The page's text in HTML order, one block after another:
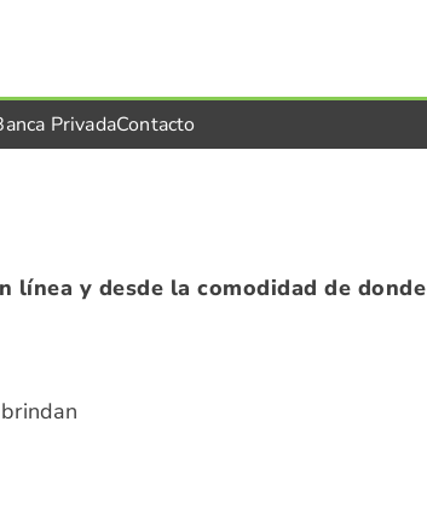
PrivadaContacto
línea y desde la comodidad de donde